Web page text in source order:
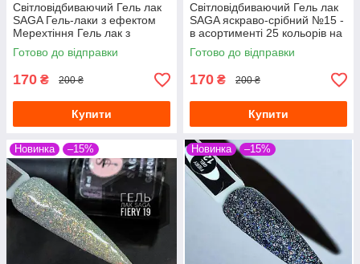
Світловідбиваючий Гель лак
SAGA Гель-лаки з ефектом
Мерехтіння Гель лак з
переливчастими блискіток
Готово до відправки
170 ₴ 200 ₴
Купити
Світловідбиваючий Гель лак
SAGA яскраво-срібний №15 -
в асортименті 25 кольорів на
вибір
Готово до відправки
170 ₴ 200 ₴
Купити
Новинка –15% Новинка –15%